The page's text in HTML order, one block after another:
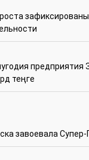
предприятия
теңге
завоевала Супер-